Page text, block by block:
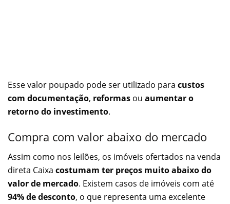
Esse valor poupado pode ser utilizado para custos
com documentação, reformas ou aumentar o
retorno do investimento.
Compra com valor abaixo do mercado
Assim como nos leilões, os imóveis ofertados na venda
direta Caixa costumam ter preços muito abaixo do
valor de mercado. Existem casos de imóveis com até
94% de desconto, o que representa uma excelente